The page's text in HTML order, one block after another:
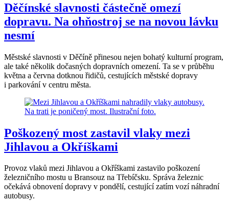
Děčínské slavnosti částečně omezí
dopravu. Na ohňostroj se na novou lávku
nesmí
Městské slavnosti v Děčíně přinesou nejen bohatý kulturní program,
ale také několik dočasných dopravních omezení. Ta se v průběhu
května a června dotknou řidičů, cestujících městské dopravy
i parkování v centru města.
Poškozený most zastavil vlaky mezi
Jihlavou a Okříškami
Provoz vlaků mezi Jihlavou a Okříškami zastavilo poškození
železničního mostu u Bransouz na Třebíčsku. Správa železnic
očekává obnovení dopravy v pondělí, cestující zatím vozí náhradní
autobusy.